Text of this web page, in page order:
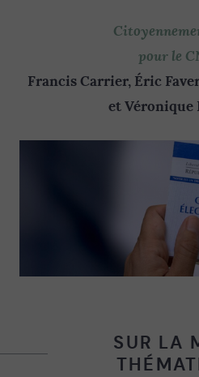
pour le
Francis Carrier, Éric
et Véronique
SUR LA